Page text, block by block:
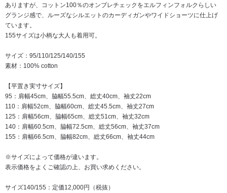
ありますが、コットン100％のオンブレチェックをエルフィンフォルクらしい
グランジ感で、ルーズなシルエットのカーディガンやワイドショーツに仕上げ
ています。
155サイズは小柄な大人も着用可。
サイズ：95/110/125/140/155
素材：100% cotton
【平置き実寸サイズ】
95：肩幅45cm、脇幅55.5cm、総丈40cm、袖丈22cm
110：肩幅52cm、脇幅60cm、総丈45.5cm、袖丈27cm
125：肩幅56cm、脇幅65cm、総丈51cm、袖丈32cm
140：肩幅60.5cm、脇幅72.5cm、総丈56cm、袖丈37cm
155：肩幅66.5cm、脇幅82cm、総丈66cm、袖丈44cm
※サイズによって価格が違います。
表示価格をよくご確認の上、お買い求めください。
サイズ140/155：定価12,000円（税抜）